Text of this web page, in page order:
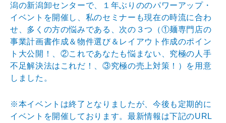
潟の新潟卸センターで、１年ぶりののパワーアップ・
イベントを開催し、私のセミナーも現在の時流に合わ
せ、多くの方の悩みである、次の３つ（①麺専門店の
事業計画書作成＆物件選び＆レイアウト作成のポイン
ト大公開！、②これであなたも悩まない、究極の人手
不足解決法はこれだ！、③究極の売上対策！）を用意
しました。
※本イベントは終了となりましたが、今後も定期的に
イベントを開催しております。最新情報は下記のURL